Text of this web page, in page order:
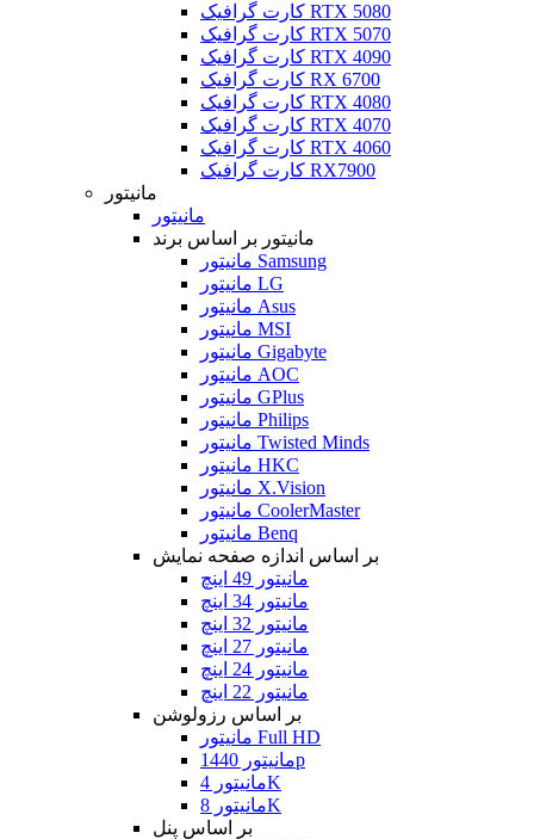
کارت گرافیک RTX 5080
کارت گرافیک RTX 5070
کارت گرافیک RTX 4090
کارت گرافیک RX 6700
کارت گرافیک RTX 4080
کارت گرافیک RTX 4070
کارت گرافیک RTX 4060
کارت گرافیک RX7900
مانیتور
مانیتور
مانیتور بر اساس برند
مانیتور Samsung
مانیتور LG
مانیتور Asus
مانیتور MSI
مانیتور Gigabyte
مانیتور AOC
مانیتور GPlus
مانیتور Philips
مانیتور Twisted Minds
مانیتور HKC
مانیتور X.Vision
مانیتور CoolerMaster
مانیتور Benq
بر اساس اندازه صفحه نمایش
مانیتور 49 اینچ
مانیتور 34 اینچ
مانیتور 32 اینچ
مانیتور 27 اینچ
مانیتور 24 اینچ
مانیتور 22 اینچ
بر اساس رزولوشن
مانیتور Full HD
مانیتور 1440p
مانیتور 4K
مانیتور 8K
بر اساس پنل